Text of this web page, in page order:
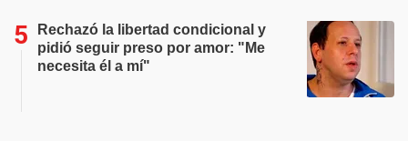
Rechazó la libertad condicional y
pidió seguir preso por amor: "Me
necesita él a mí"